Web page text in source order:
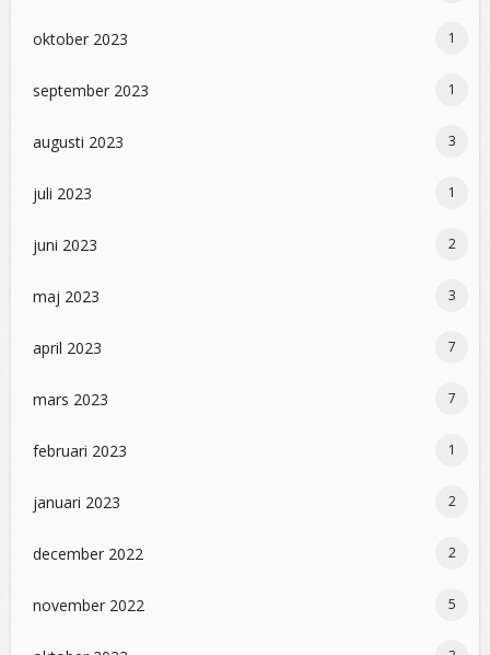
oktober 2023 1
september 2023 1
augusti 2023 3
juli 2023 1
juni 2023 2
maj 2023 3
april 2023 7
mars 2023 7
februari 2023 1
januari 2023 2
december 2022 2
november 2022 5